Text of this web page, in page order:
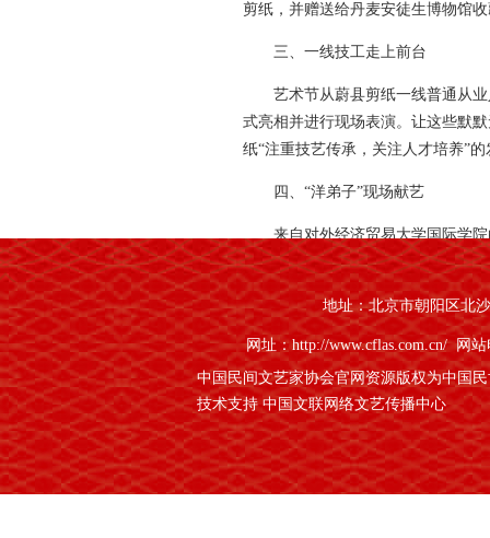
剪纸，并赠送给丹麦安徒生博物馆
三、一线技工走上前台
艺术节从蔚县剪纸一线普通从
式亮相并进行现场表演。让这些默
纸“注重技艺传承，关注人才培养”
四、“洋弟子”现场献艺
来自对外经济贸易大学国际学
子”现场创作剪纸。
五、“村长”论坛独创新意
艺术节期间将举办“河北省历史
〈蔚县宣言〉 》 ，充分展示古堡古
六、民俗展演丰富独特
艺术节在推出蔚县秧歌、打树
将邀请陕西华阴老腔队、内蒙古演
地址：北京市朝阳区北
网址：http://www.cflas.com.cn/网站
中国民间文艺家协会官网资源版权为中国
技术支持 中国文联网络文艺传播中心